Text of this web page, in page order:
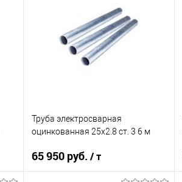
Купить в 1 клик
Сравнение
В избранное
Труба электросварная
оцинкованная 25х2.8 ст. 3 6 м
65 950 руб. / т